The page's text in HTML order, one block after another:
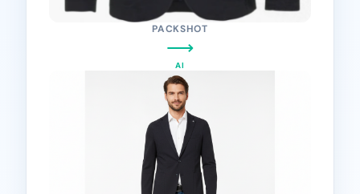
PACKSHOT
⟶
AI